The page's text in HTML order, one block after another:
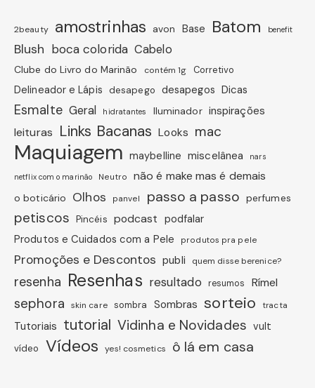
2beauty amostrinhas avon Base Batom benefit
Blush boca colorida Cabelo
Clube do Livro do Marinão contém 1g Corretivo
Delineador e Lápis desapego desapegos Dicas
Esmalte Geral hidratantes Iluminador inspirações
leituras Links Bacanas Looks mac
Maquiagem maybelline miscelânea nars
netflix com o marinão Neutro não é make mas é demais
o boticário Olhos panvel passo a passo perfumes
petiscos Pincéis podcast podfalar
Produtos e Cuidados com a Pele
produtos pra pele
Promoções e Descontos publi quem disse berenice?
resenha Resenhas resultado resumos Rímel
sephora skin care sombra Sombras sorteio tracta
Tutoriais tutorial Vidinha e Novidades vult
vídeo Vídeos yes! cosmetics ô lá em casa